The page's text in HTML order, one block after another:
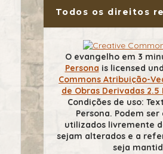
Todos os direitos
O evangelho em 3
Persona is licensed
Commons Atribuição-
de Obras Derivadas 2.5
Condições de uso:
Persona. Podem ser
utilizados livremente
sejam alterados e a
seja